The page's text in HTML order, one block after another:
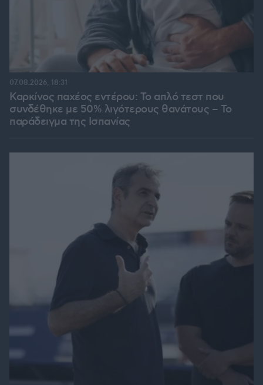
Καρκίνος παχέος εντέρου: Το απλό τεστ που
συνδέθηκε με 50% λιγότερους θανάτους – Το
παράδειγμα της Ισπανίας
07.08.2026, 18:31